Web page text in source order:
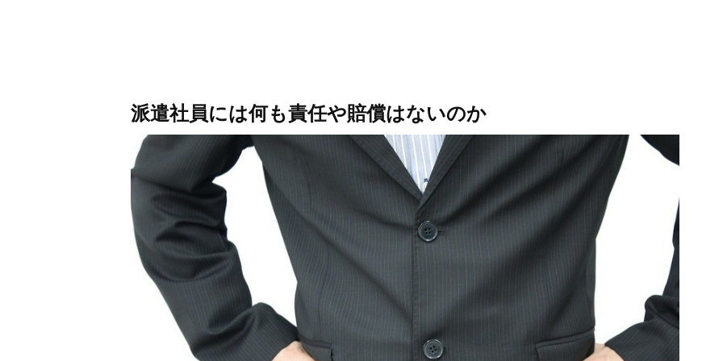
派遣社員には何も責任や賠償はないのか